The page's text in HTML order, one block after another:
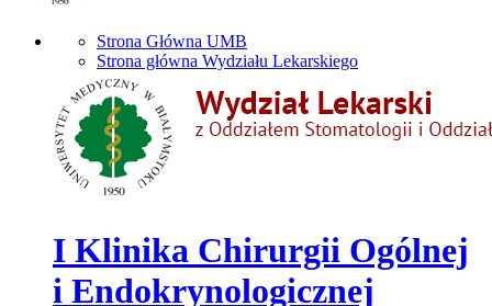
Strona Główna UMB
Strona główna Wydziału Lekarskiego
I Klinika Chirurgii Ogólnej
i Endokrynologicznej